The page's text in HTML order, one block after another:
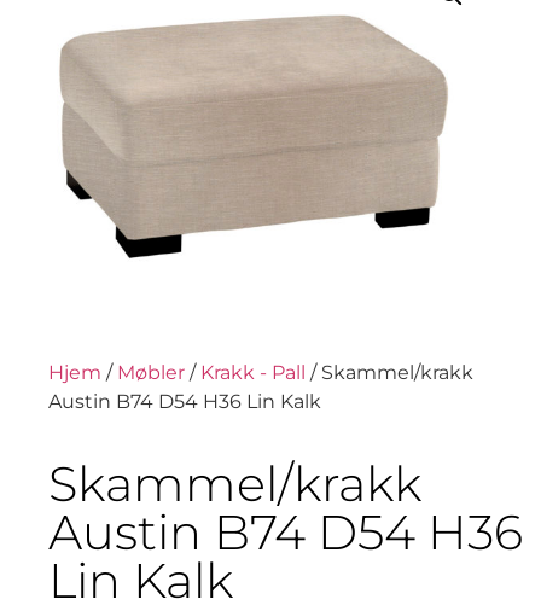
Hjem / Møbler / Krakk - Pall / Skammel/krakk
Austin B74 D54 H36 Lin Kalk
Skammel/krakk
Austin B74 D54 H36
Lin Kalk